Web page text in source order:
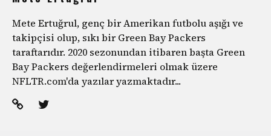
Mete Ertuğrul, genç bir Amerikan futbolu aşığı ve
takipçisi olup, sıkı bir Green Bay Packers
taraftarıdır. 2020 sezonundan itibaren başta Green
Bay Packers değerlendirmeleri olmak üzere
NFLTR.com'da yazılar yazmaktadır...